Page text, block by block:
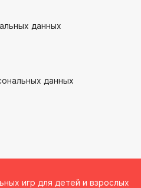
данных
данных
игр для детей и взрослых